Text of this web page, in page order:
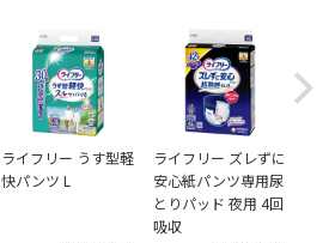
ライフリー うす型軽
快パンツ L
ライフリー ズレずに
安心紙パンツ専用尿
とりパッド 夜用 4回
吸収
Next